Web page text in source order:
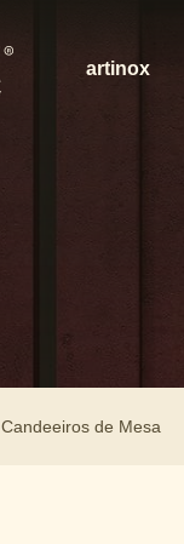
artinox
Candeeiros de Mesa